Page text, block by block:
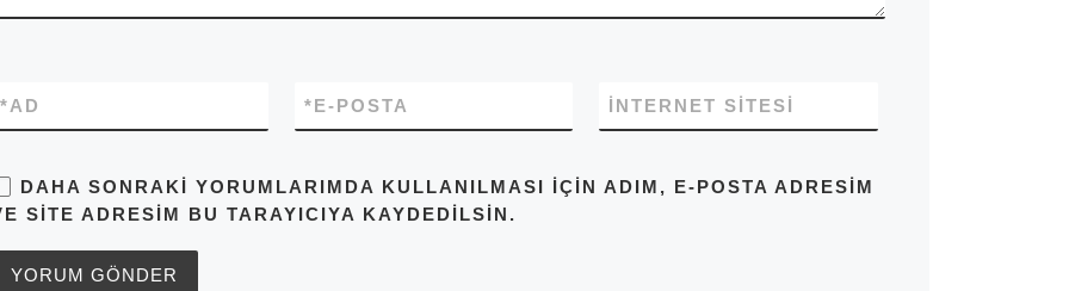
AD
* E-POSTA
* İNTERNET SITESI
DAHA SONRAKI YORUMLARIMDA KULLANILMASI IÇIN ADIM, E-POSTA ADRESIM
SITE ADRESIM BU TARAYICIYA KAYDEDILSIN.